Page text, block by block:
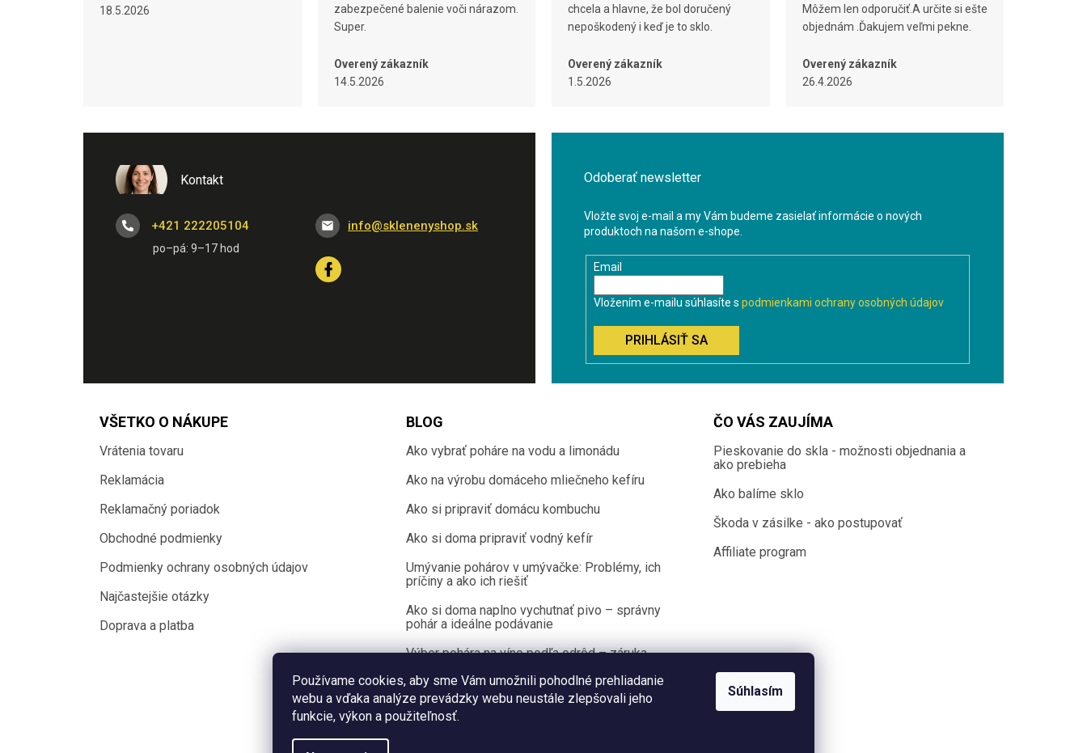
Používame cookies, aby sme Vám umožnili pohodlné prehliadanie
webu a vďaka analýze prevádzky webu neustále zlepšovali jeho
funkcie, výkon a použiteľnosť.
Súhlasím
18.5.2026
zabezpečené balenie voči nárazom.
Super.
Overený zákazník
14.5.2026
chcela a hlavne, že bol doručený
nepoškodený i keď je to sklo.
Overený zákazník
1.5.2026
Môžem len odporučiť.A určite si ešte
objednám .Ďakujem veľmi pekne.
Overený zákazník
26.4.2026
Kontakt
info@sklenenyshop.sk
+421 222205104
Odoberať newsletter
Vložte svoj e-mail a my Vám budeme zasielať informácie o nových
produktoch na našom e-shope.
Email
Vložením e-mailu súhlasíte s podmienkami ochrany osobných údajov
PRIHLÁSIŤ SA
VŠETKO O NÁKUPE
Vrátenia tovaru
Reklamácia
Reklamačný poriadok
Obchodné podmienky
Podmienky ochrany osobných údajov
Najčastejšie otázky
Doprava a platba
BLOG
Ako vybrať poháre na vodu a limonádu
Ako na výrobu domáceho mliečneho kefíru
Ako si pripraviť domácu kombuchu
Ako si doma pripraviť vodný kefír
Umývanie pohárov v umývačke: Problémy, ich
príčiny a ako ich riešiť
Ako si doma naplno vychutnať pivo – správny
pohár a ideálne podávanie
Výber pohára na víno podľa odrôd – záruka
ČO VÁS ZAUJÍMA
Pieskovanie do skla - možnosti objednania a
ako prebieha
Ako balíme sklo
Škoda v zásilke - ako postupovať
Affiliate program